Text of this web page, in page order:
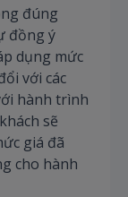
đúng
đồng ý
dụng mức
với các
hành trình
sẽ
giá đã
cho hành